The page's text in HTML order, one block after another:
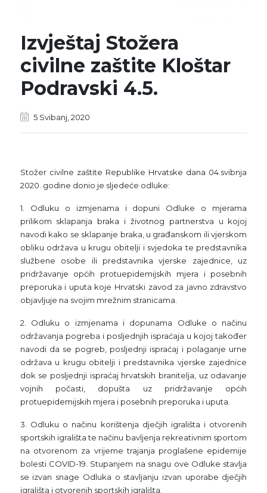
Izvještaj Stožera
civilne zaštite Kloštar
Podravski 4.5.
5 Svibanj, 2020
Stožer civilne zaštite Republike Hrvatske dana 04.svibnja
2020. godine donio je sljedeće odluke:
1. Odluku o izmjenama i dopuni Odluke o mjerama
prilikom sklapanja braka i životnog partnerstva u kojoj
navodi kako se sklapanje braka, u građanskom ili vjerskom
obliku održava u krugu obitelji i svjedoka te predstavnika
službene osobe ili predstavnika vjerske zajednice, uz
pridržavanje općih protuepidemijskih mjera i posebnih
preporuka i uputa koje Hrvatski zavod za javno zdravstvo
objavljuje na svojim mrežnim stranicama.
2. Odluku o izmjenama i dopunama Odluke o načinu
održavanja pogreba i posljednjih ispraćaja u kojoj također
navodi da se pogreb, posljednji ispraćaj i polaganje urne
održava u krugu obitelji i predstavnika vjerske zajednice
dok se posljednji ispraćaj hrvatskih branitelja, uz odavanje
vojnih počasti, dopušta uz pridržavanje općih
protuepidemijskih mjera i posebnih preporuka i uputa.
3. Odluku o načinu korištenja dječjih igrališta i otvorenih
sportskih igrališta te načinu bavljenja rekreativnim sportom
na otvorenom za vrijeme trajanja proglašene epidemije
bolesti COVID-19. Stupanjem na snagu ove Odluke stavlja
se izvan snage Odluka o stavljanju izvan uporabe dječjih
igrališta i otvorenih sportskih igrališta.